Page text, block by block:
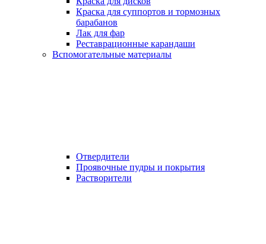
Краска для суппортов и тормозных
барабанов
Лак для фар
Реставрационные карандаши
Вспомогательные материалы
Отвердители
Проявочные пудры и покрытия
Растворители